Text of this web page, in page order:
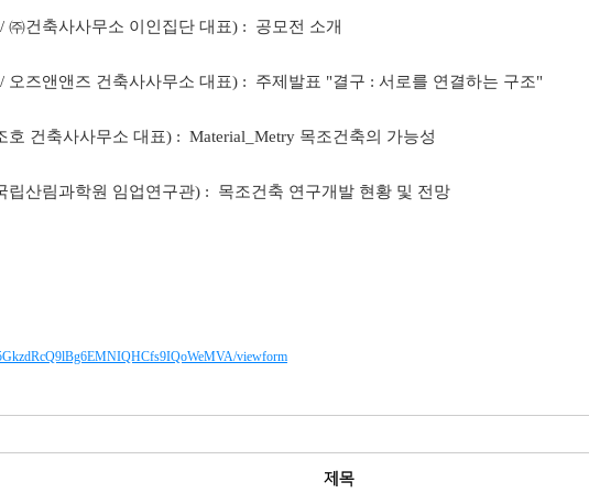
㈜건축사사무소 이인집단 대표) : 공모전 소개
오즈앤앤즈 건축사사무소 대표) : 주제발표 "결구 : 서로를 연결하는 구조"
건축사사무소 대표) : Material_Metry 목조건축의 가능성
산림과학원 임업연구관) : 목조건축 연구개발 현황 및 전망
viewform
제목